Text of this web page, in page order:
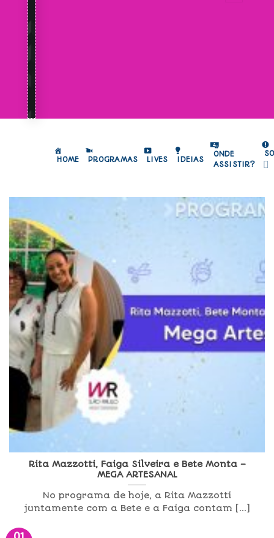
HOME PROGRAMAS LIVES IDEIAS
ONDE
ASSISTIR?
Rita Mazzotti, Faiga Silveira e Bete Monta –
MEGA ARTESANAL
No programa de hoje, a Rita Mazzotti
juntamente com a Bete e a Faiga contam [...]